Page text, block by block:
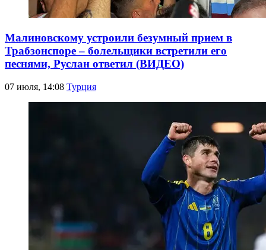
Малиновскому устроили безумный прием в
Трабзонспоре – болельщики встретили его
песнями, Руслан ответил (ВИДЕО)
07 июля, 14:08 Турция